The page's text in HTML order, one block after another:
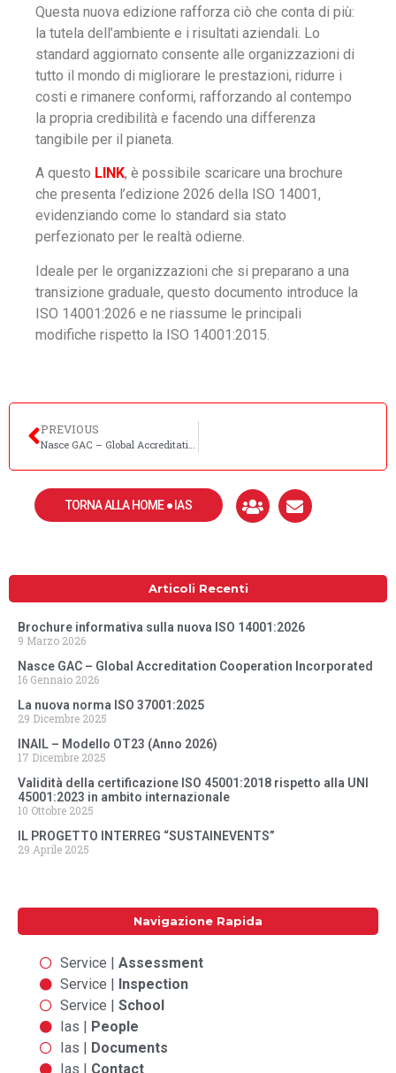
Questa nuova edizione rafforza ciò che conta di più:
la tutela dell’ambiente e i risultati aziendali. Lo
standard aggiornato consente alle organizzazioni di
tutto il mondo di migliorare le prestazioni, ridurre i
costi e rimanere conformi, rafforzando al contempo
la propria credibilità e facendo una differenza
tangibile per il pianeta.
A questo LINK, è possibile scaricare una brochure
che presenta l’edizione 2026 della ISO 14001,
evidenziando come lo standard sia stato
perfezionato per le realtà odierne.
Ideale per le organizzazioni che si preparano a una
transizione graduale, questo documento introduce la
ISO 14001:2026 e ne riassume le principali
modifiche rispetto la ISO 14001:2015.
PREVIOUS
Nasce GAC – Global Accreditation Cooperation Incorporated
TORNA ALLA HOME ● IAS
Articoli Recenti
Brochure informativa sulla nuova ISO 14001:2026
9 Marzo 2026
Nasce GAC – Global Accreditation Cooperation Incorporated
16 Gennaio 2026
La nuova norma ISO 37001:2025
29 Dicembre 2025
INAIL – Modello OT23 (Anno 2026)
17 Dicembre 2025
Validità della certificazione ISO 45001:2018 rispetto alla UNI
45001:2023 in ambito internazionale
10 Ottobre 2025
IL PROGETTO INTERREG “SUSTAINEVENTS”
29 Aprile 2025
Navigazione Rapida
Service | Assessment
Service |
Inspection
Service | School
Ias |
People
Ias |
Documents
Ias | Contact